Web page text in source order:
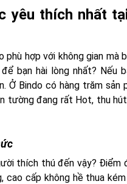
yêu thích nhất
phù hợp với không gian mà
bạn hài lòng nhất? Nếu
Ở Bindo có hàng trăm sản
tường đang rất Hot, thu
thích thú đến vậy? Điểm
cao cấp không hề thua